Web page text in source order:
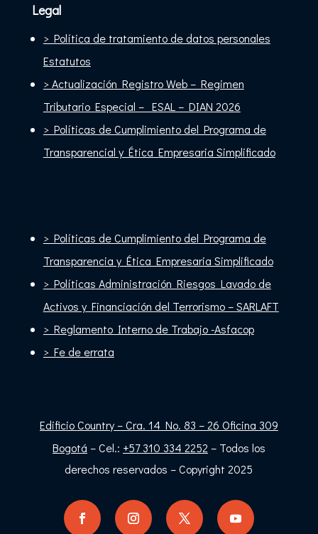
Legal
> Política de tratamiento de datos personales
Estatutos
> Actualización Registro Web – Regimen
Tributario Especial – ESAL – DIAN 2026
> Políticas de Cumplimiento del Programa de
Transparencial y Ética Empresaria Simplificado
> Políticas de Cumplimiento del Programa de
Transparencia y Ética Empresaria Simplificado
> Políticas Administración Riesgos Lavado de
Activos y Financiación del Terrorismo –SARLAFT
> Reglamento Interno de Trabajo -Asfacop
> Fe de errata
Edificio Country – Cra. 14 No. 83 – 26 Oficina 309
Bogotá – Cel.: +57 310 334 2252 – Todos los
derechos reservados – Copyright 2025